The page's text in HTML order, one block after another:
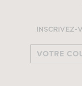
INSCRIVEZ-